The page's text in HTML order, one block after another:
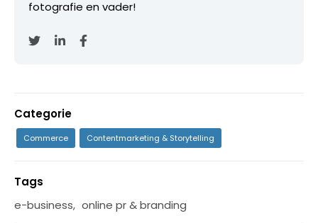
fotografie en vader!
Categorie
Commerce Contentmarketing & Storytelling
Tags
e-business, online pr & branding